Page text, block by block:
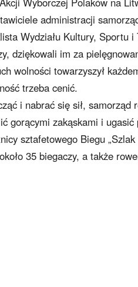
administracji
Wydziału Kultury,
dziękowali im za
wolności towarzyszył
trzeba cenić.
i nabrać się sił, samorząd
gorącymi zakąskami i ugasić
sztafetowego Biegu
35 biegaczy, a także